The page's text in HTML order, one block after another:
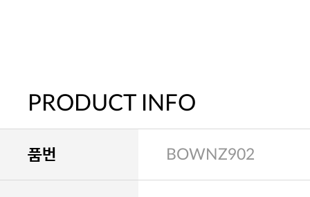
PRODUCT INFO
품번 BOWNZ902